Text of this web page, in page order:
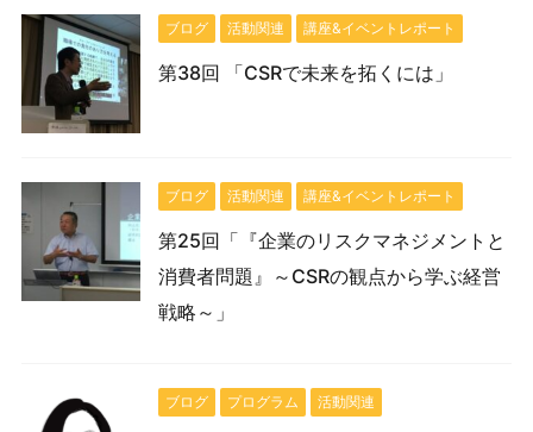
ブログ 活動関連 講座&イベントレポート
第38回 「CSRで未来を拓くには」
ブログ 活動関連 講座&イベントレポート
第25回「『企業のリスクマネジメントと
消費者問題』～CSRの観点から学ぶ経営
戦略～」
ブログ プログラム 活動関連